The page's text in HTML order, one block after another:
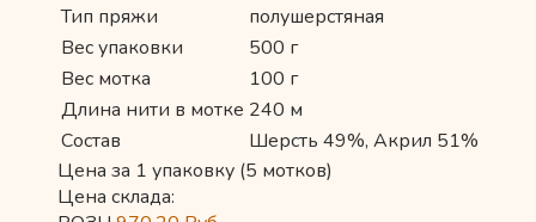
Тип пряжи
полушерстяная
Вес упаковки
500 г
Вес мотка
100 г
Длина нити в мотке 240 м
Состав
Шерсть 49%, Акрил 51%
Цена за 1 упаковку (5 мотков)
Цена склада: